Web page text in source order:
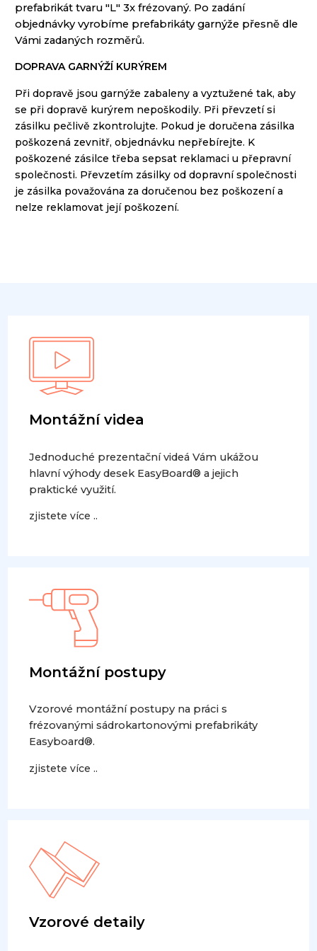
prefabrikát tvaru"L" 3x frézovaný. Po zadání
objednávky vyrobíme prefabrikáty garnýže přesně dle
Vámi zadaných rozměrů.
DOPRAVA GARNÝŽÍ KURÝREM
Při dopravě jsou garnýže zabaleny a vyztužené tak, aby
se při dopravě kurýrem nepoškodily. Při převzetí si
zásilku pečlivě zkontrolujte. Pokud je doručena zásilka
poškozená zevnitř, objednávku nepřebírejte. K
poškozené zásilce třeba sepsat reklamaci u přepravní
společnosti. Převzetím zásilky od dopravní společnosti
je zásilka považována za doručenou bez poškození a
nelze reklamovat její poškození.
Montážní videa
Jednoduché prezentační videá Vám ukážou
hlavní výhody desek EasyBoard® a jejich
praktické využití.
zjistete více ..
Montážní postupy
Vzorové montážní postupy na práci s
frézovanými sádrokartonovými prefabrikáty
Easyboard®.
zjistete více ..
Vzorové detaily